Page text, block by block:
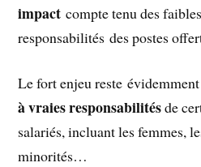
impact compte tenu des
responsabilités des postes
Le fort enjeu reste
à vraies responsabilitésde
salariés, incluant les femmes,
minorités…